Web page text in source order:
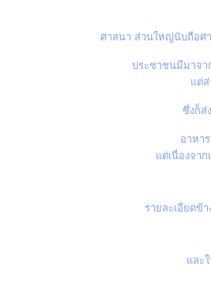
ศาสนา ส่วนใหญ่นับถือศ
ประชาชนมีมาจา
ต่ส่
ซึ่งก็ส่
อาหา
ต่เนื่องจาก
รายละเอียดข้
ละใ